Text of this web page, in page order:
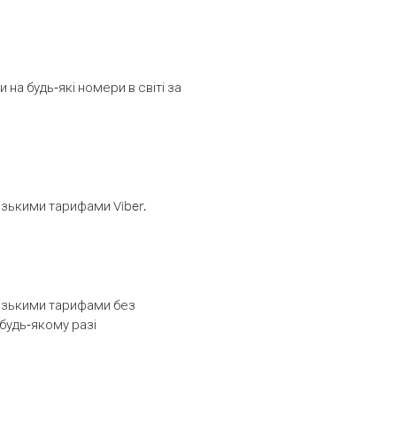
будь-які номери в світі за
тарифами Viber.
тарифами без
якому разі